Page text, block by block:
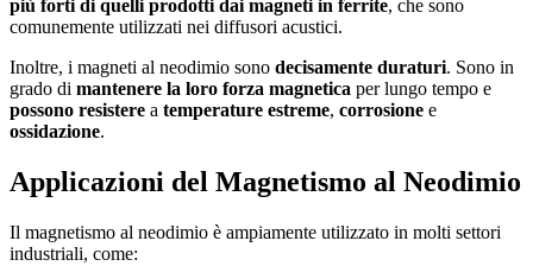
più forti di quelli prodotti dai magneti in ferrite, che sono
comunemente utilizzati nei diffusori acustici.
Inoltre, i magneti al neodimio sono decisamente duraturi. Sono in
grado di mantenere la loro forza magnetica per lungo tempo e
possono resistere a temperature estreme, corrosione e
ossidazione.
Applicazioni del Magnetismo al Neodimio
Il magnetismo al neodimio è ampiamente utilizzato in molti settori
industriali, come: